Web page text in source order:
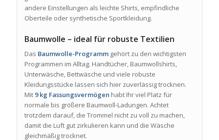
andere Einstellungen als leichte Shirts, empfindliche
Oberteile oder synthetische Sportkleidung.
Baumwolle – ideal für robuste Textilien
Das Baumwolle-Programmgehört zu den wichtigsten
Programmen im Alltag. Handtücher, Baumwollshirts,
Unterwäsche, Bettwäsche und viele robuste
Kleidungsstücke lassen sich hier zuverlässig trocknen.
Mit 9 kg Fassungsvermögen habt Ihr viel Platz für
normale bis größere Baumwoll-Ladungen. Achtet
trotzdem darauf, die Trommel nicht zu voll zu machen,
damit die Luft gut zirkulieren kann und die Wäsche
gleichmäßig trocknet.